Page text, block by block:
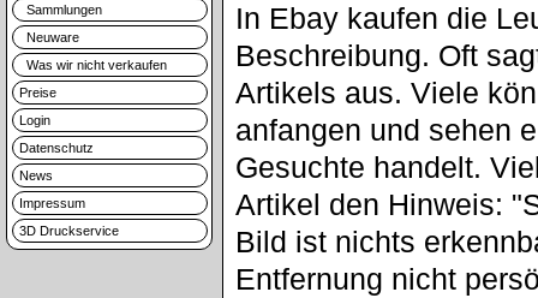
Sammlungen
Neuware
Was wir nicht verkaufen
Preise
Login
Datenschutz
News
Impressum
3D Druckservice
In Ebay kaufen die
Beschreibung. Oft
Artikels aus. Viele
anfangen und sehen
Gesuchte handelt.
Artikel den Hinweis:
Bild ist nichts
Entfernung nicht